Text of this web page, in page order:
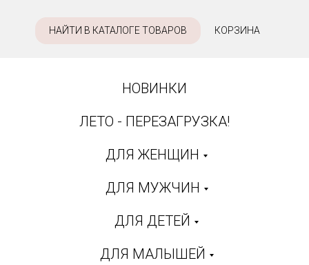
НАЙТИ В КАТАЛОГЕ ТОВАРОВ КОРЗИНА
НОВИНКИ
ЛЕТО - ПЕРЕЗАГРУЗКА!
ДЛЯ ЖЕНЩИН
ДЛЯ МУЖЧИН
ДЛЯ ДЕТЕЙ
ДЛЯ МАЛЫШЕЙ